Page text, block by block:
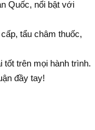
Quốc, nổi bật với
tẩu châm thuốc,
trên mọi hành trình.
đầy tay!